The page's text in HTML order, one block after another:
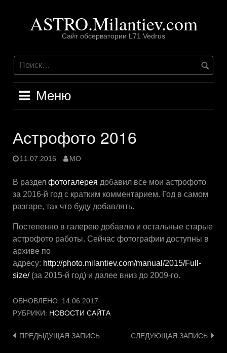
содержимомуASTRO.Milantiev.com
Сайт обсерватории L71 Vedrus
Меню
Астрофото 2016
11.07.2016 MO
В раздел фотогалерея добавил все мои астрофото
за 2016-й год с кратким комментарием. Год в самом
разгаре, так что буду добавлять.
Постепенно в галерею добавлю и остальные старые
астрофото работы. Сейчас фотографии доступны в
архиве по
адресу: http://photo.milantiev.com/manual/2015/Full-
size/(за 2015-й год) и далее вниз до 2009-го.
ОБНОВЛЕНО: 14.06.2017
РУБРИКИ: НОВОСТИ САЙТА
Навигация
ПРЕДЫДУЩАЯ ЗАПИСЬ СЛЕДУЮЩАЯ ЗАПИСЬ